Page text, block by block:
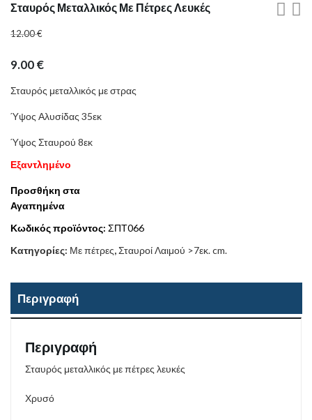
Σταυρός Μεταλλικός Με Πέτρες Λευκές
12.00€
9.00€
Σταυρός μεταλλικός με στρας
Ύψος Αλυσίδας 35εκ
Ύψος Σταυρού 8εκ
Εξαντλημένο
Προσθήκη στα
Αγαπημένα
Κωδικός προϊόντος: ΣΠΤ066
Κατηγορίες: Με πέτρες,Σταυροί Λαιμού >7εκ. cm.
Περιγραφή
Περιγραφή
Σταυρός μεταλλικός με πέτρες λευκές
Χρυσό